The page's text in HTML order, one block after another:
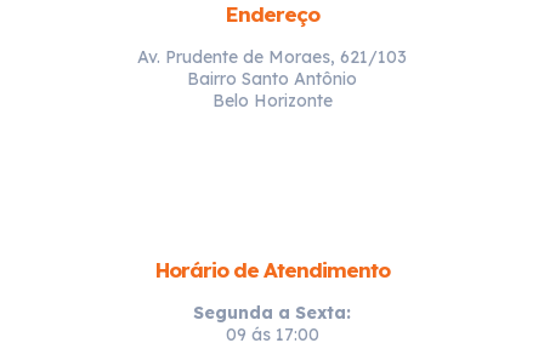
Endereço
Av. Prudente de Moraes, 621/103
Bairro Santo Antônio
Belo Horizonte
Horário de Atendimento
Segunda a Sexta:
09 ás 17:00